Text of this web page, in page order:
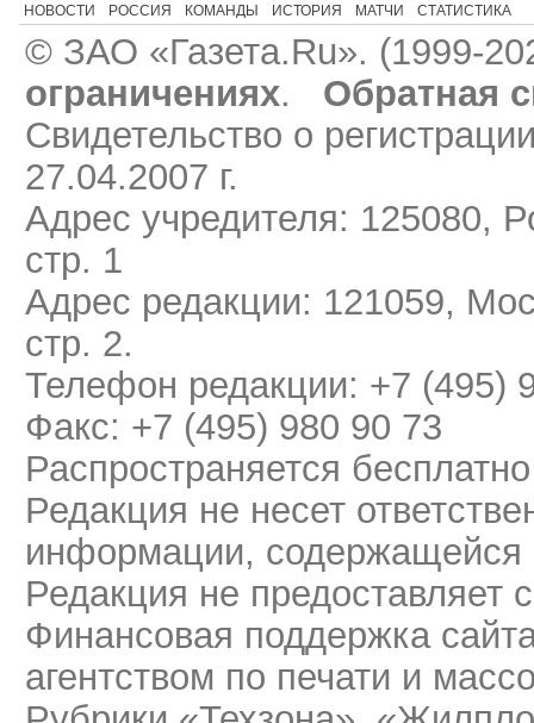
НОВОСТИ
РОССИЯ КОМАНДЫ ИСТОРИЯ МАТЧИ СТАТИСТИКА
© ЗАО «Газета.Ru». (1999-
ограничениях.
Обратная
Свидетельство о
27.04.2007 г.
Адрес учредителя: 125080,
стр. 1
Адрес редакции: 121059,
стр. 2.
Телефон редакции: +7 (495)
Факс: +7 (495) 980 90 73
Распространяется бесплатно
Редакция не несет
информации, содержащейся
Редакция не предоставляет
Финансовая поддержка
агентством по печати и